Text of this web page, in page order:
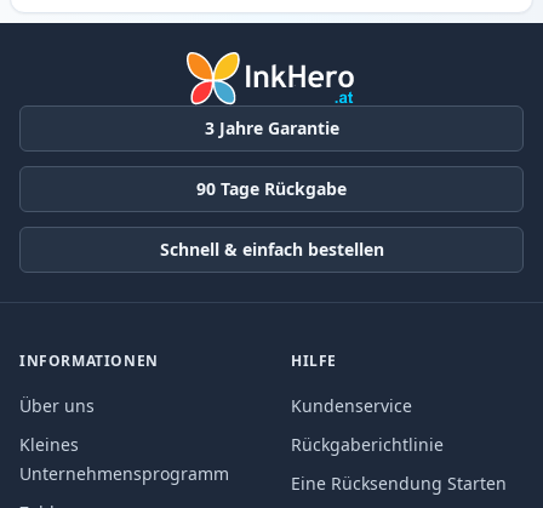
3 Jahre Garantie
90 Tage Rückgabe
Schnell & einfach bestellen
INFORMATIONEN
Über uns
Kleines
Unternehmensprogramm
HILFE
Kundenservice
Rückgaberichtlinie
Eine Rücksendung Starten